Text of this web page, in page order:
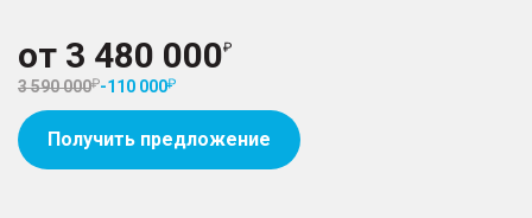
от 3 480 000
3 590 000 -110 000
Получить предложение